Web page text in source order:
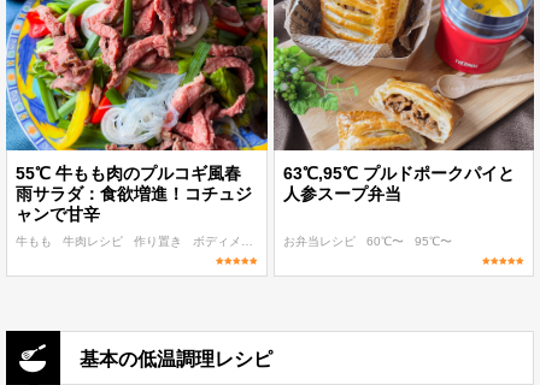
55℃ 牛もも肉のプルコギ風春
雨サラダ：食欲増進！コチュジ
ャンで甘辛
牛もも 牛肉レシピ 作り置き ボディメイク 子ども
63℃,95℃ プルドポークパイと
人参スープ弁当
お弁当レシピ 60℃〜 95℃〜
基本の低温調理レシピ